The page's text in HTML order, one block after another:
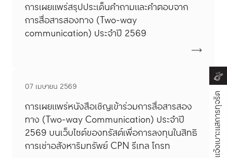
การเผยแพร่สรุปประเด็นคำถามและคำตอบจาก
การสื่อสารสองทาง (Two-way
communication) ประจำปี 2569
07 เมษายน 2569
การเผยแพร่หนังสือเชิญเข้าร่วมการสื่อสารสอง
ทาง (Two-way Communication) ประจำปี
2569 บนเว็บไซต์ของทรัสต์เพื่อการลงทุนในสิทธิ
การเช่าอสังหาริมทรัพย์ CPN รีเทล โกรท
แจ้งเบาะแสการทุจริต